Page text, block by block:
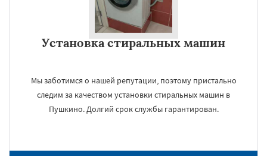
Установка стиральных машин
Мы заботимся о нашей репутации, поэтому пристально
следим за качеством установки стиральных машин в
Пушкино. Долгий срок службы гарантирован.